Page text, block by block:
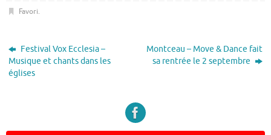
Favori.
Festival Vox Ecclesia –
Musique et chants dans les
églises
Montceau – Move & Dance fait
sa rentrée le 2 septembre